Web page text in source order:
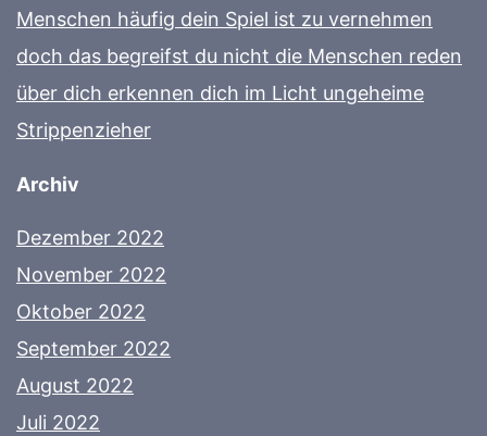
Menschen häufig dein Spiel ist zu vernehmen
doch das begreifst du nicht die Menschen reden
über dich erkennen dich im Licht ungeheime
Strippenzieher
Archiv
Dezember 2022
November 2022
Oktober 2022
September 2022
August 2022
Juli 2022